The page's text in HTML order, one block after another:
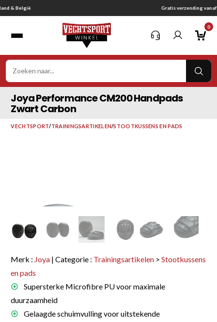
Ga
naar
0
Joya Performance CM200 Handpads
Zwart Carbon
VECHTSPORT/TRAININGSARTIKELEN/STOOTKUSSENS EN PADS
Merk : Joya | Categorie : Trainingsartikelen >Stootkussens
en pads
Supersterke Microfibre PU voor maximale
duurzaamheid
Gelaagde schuimvulling voor uitstekende